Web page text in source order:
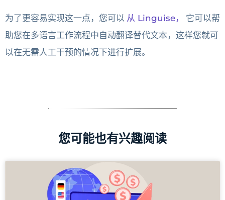
为了更容易实现这一点，您可以 从 Linguise，
它可以帮
助您在多语言工作流程中自动翻译替代文本，这样您就可
以在无需人工干预的情况下进行扩展。
您可能也有兴趣阅读